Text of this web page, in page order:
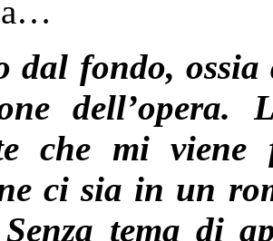
dal fondo,
che mi
ci sia in un
tema di